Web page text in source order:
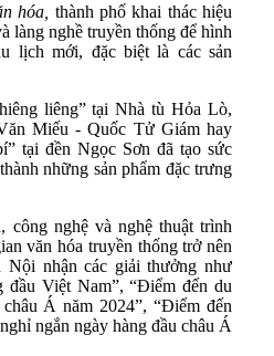
hóa, thành phố khai thác hiệu
làng nghề truyền thống để hình
lịch mới, đặc biệt là các sản
liêng” tại Nhà tù Hỏa Lò,
Miếu - Quốc Tử Giám hay
tại đền Ngọc Sơn đã tạo sức
những sản phẩm đặc trưng
công nghệ và nghệ thuật trình
văn hóa truyền thống trở nên
Nội nhận các giải thưởng như
đầu Việt Nam”, “Điểm đến du
Á năm 2024”, “Điểm đến
ngắn ngày hàng đầu châu Á